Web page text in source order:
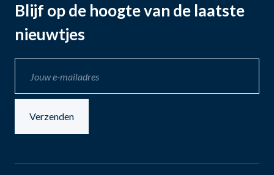
Blijf op de hoogte van de laatste
nieuwtjes
Verzenden